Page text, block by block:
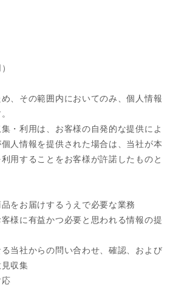
、その範囲内においてのみ、個人情報
・利用は、お客様の自発的な提供によ
人情報を提供された場合は、当社が本
用することをお客様が許諾したものと
をお届けするうえで必要な業務
様に有益かつ必要と思われる情報の提
当社からの問い合わせ、確認、および
収集